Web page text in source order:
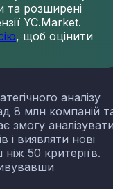
та розширені
YC.Market.
, щоб оцінити
аналізу
8 млн компаній
змогу
і виявляти нові
50 критеріїв.
скла
інших скляних
і плит
та інших
і декоративних
технічних